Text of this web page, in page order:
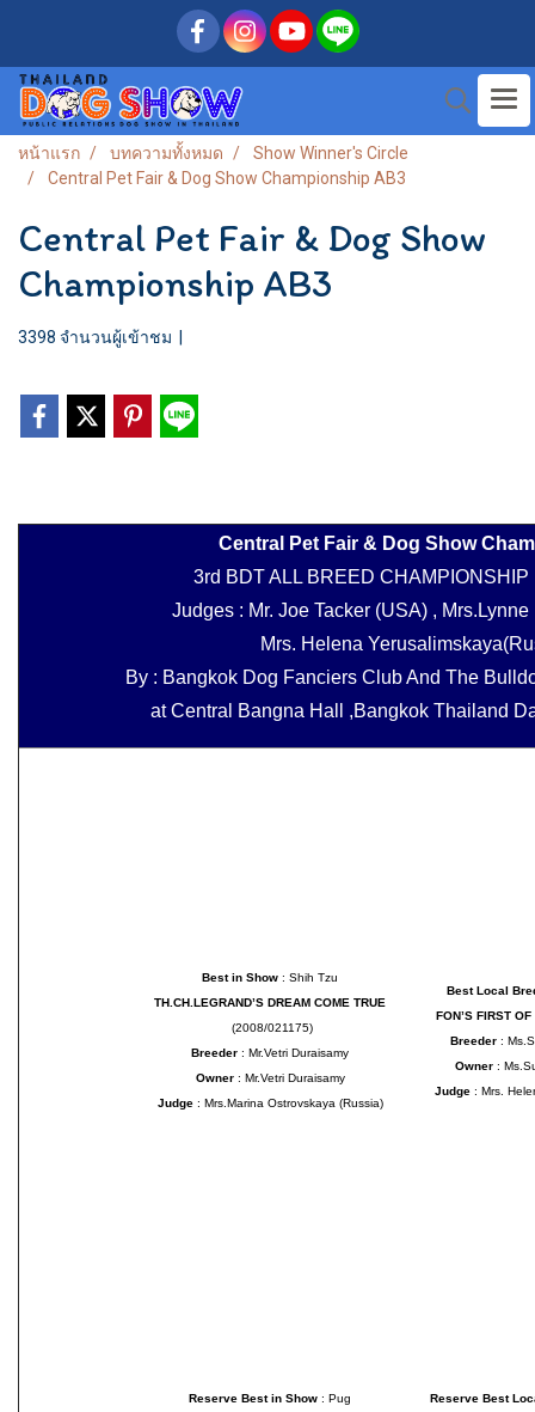
หน้าแรก บทความทั้งหมด
Show Winner's Circle
Central Pet Fair & Dog Show Championship AB3
Central Pet Fair & Dog Show
Championship AB3
3398 จำนวนผู้เข้าชม
Central Pet Fair & Dog Show
3rd BDT ALL BREED CHAMPIONSHIP
Judges : Mr. Joe Tacker (USA) ,
Mrs. Helena
By : Bangkok Dog Fanciers Club And The
at Central Bangna Hall ,Bangkok Thailand
Best in Show : Shih Tzu
TH.CH.LEGRAND’S DREAM COME TRUE
(2008/021175)
Breeder : Mr.Vetri Duraisamy
Owner : Mr.Vetri Duraisamy
Judge : Mrs.Marina Ostrovskaya (Russia)
Best Local
FON’S FIRST
Breeder :
Owner :
Judge : Mrs.
Reserve Best in Show : Pug
Reserve Best